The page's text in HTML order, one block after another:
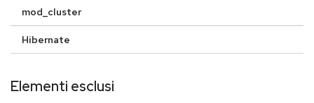
mod_cluster
Hibernate
Elementi esclusi